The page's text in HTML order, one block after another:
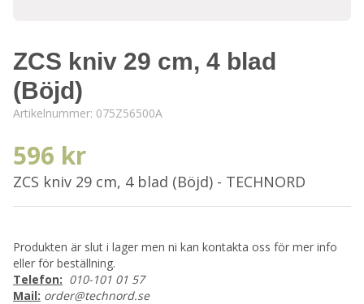
ZCS kniv 29 cm, 4 blad
(Böjd)
Artikelnummer: 075Z56500A
596 kr
ZCS kniv 29 cm, 4 blad (Böjd) - TECHNORD
Produkten är slut i lager men ni kan kontakta oss för mer info
eller för beställning.
Telefon: 010-101 01 57
Mail: order@technord.se